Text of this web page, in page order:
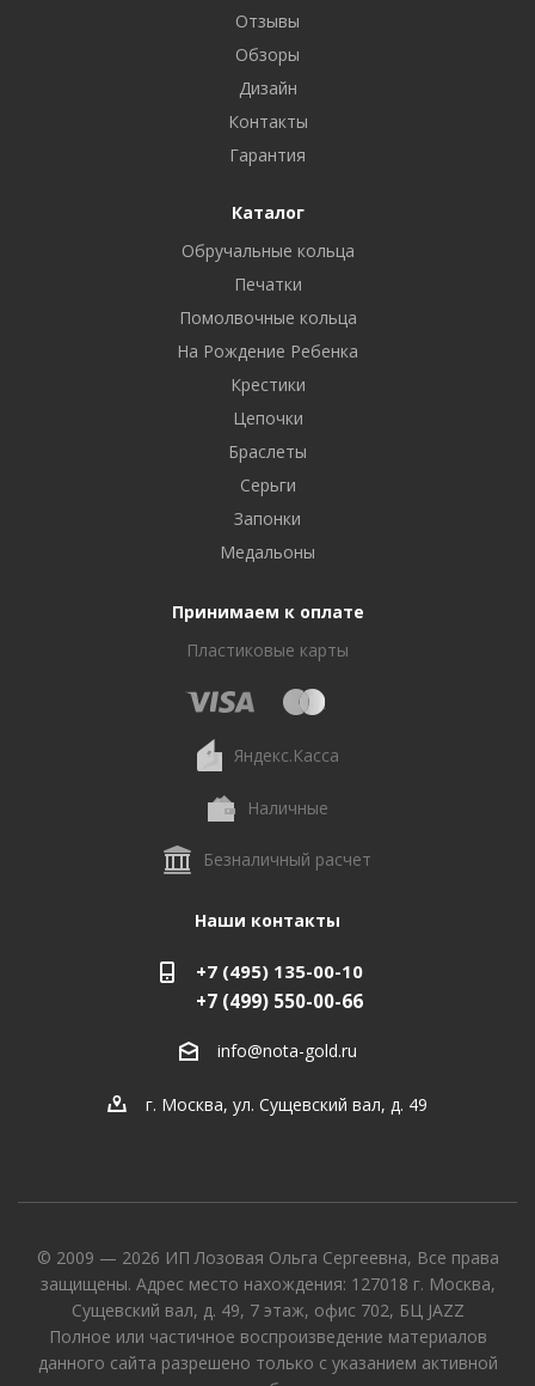
Отзывы
Обзоры
Дизайн
Контакты
Гарантия
Каталог
Обручальные кольца
Печатки
Помолвочные кольца
На Рождение Ребенка
Крестики
Цепочки
Браслеты
Серьги
Запонки
Медальоны
Принимаем к оплате
Пластиковые карты
Яндекс.Касса
Наличные
Безналичный расчет
Наши контакты
+7 (495) 135-00-10
+7 (499) 550-00-66
info@nota-gold.ru
г. Москва, ул. Сущевский вал, д. 49
© 2009 — 2026 ИП Лозовая Ольга Сергеевна, Все права
защищены. Адрес место нахождения: 127018 г. Москва,
Сущевский вал, д. 49, 7 этаж, офис 702, БЦ JAZZ
Полное или частичное воспроизведение материалов
данного сайта разрешено только с указанием активной